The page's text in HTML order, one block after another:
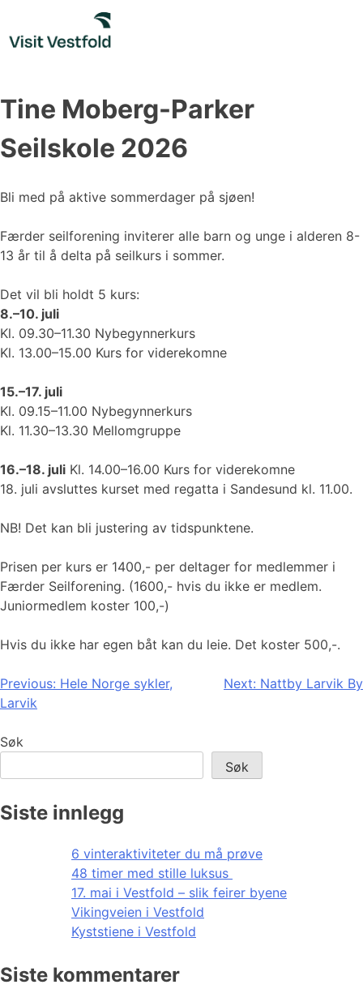
content
Tine Moberg-Parker
Seilskole 2026
Bli med på aktive sommerdager på sjøen!
Færder seilforening inviterer alle barn og unge i alderen 8-
13 år til å delta på seilkurs i sommer.
Det vil bli holdt 5 kurs:
8.–10. juli
Kl. 09.30–11.30 Nybegynnerkurs
Kl. 13.00–15.00 Kurs for viderekomne
15.–17. juli
Kl. 09.15–11.00 Nybegynnerkurs
Kl. 11.30–13.30 Mellomgruppe
16.–18. juli Kl. 14.00–16.00 Kurs for viderekomne
18. juli avsluttes kurset med regatta i Sandesund kl. 11.00.
NB! Det kan bli justering av tidspunktene.
Prisen per kurs er 1400,- per deltager for medlemmer i
Færder Seilforening. (1600,- hvis du ikke er medlem.
Juniormedlem koster 100,-)
Hvis du ikke har egen båt kan du leie. Det koster 500,-.
Innleggsnavigasjon
Previous: Hele Norge sykler,
Larvik
Next: Nattby Larvik By
Søk
Søk
Siste innlegg
6 vinteraktiviteter du må prøve
48 timer med stille luksus
17. mai i Vestfold – slik feirer byene
Vikingveien i Vestfold
Kyststiene i Vestfold
Siste kommentarer